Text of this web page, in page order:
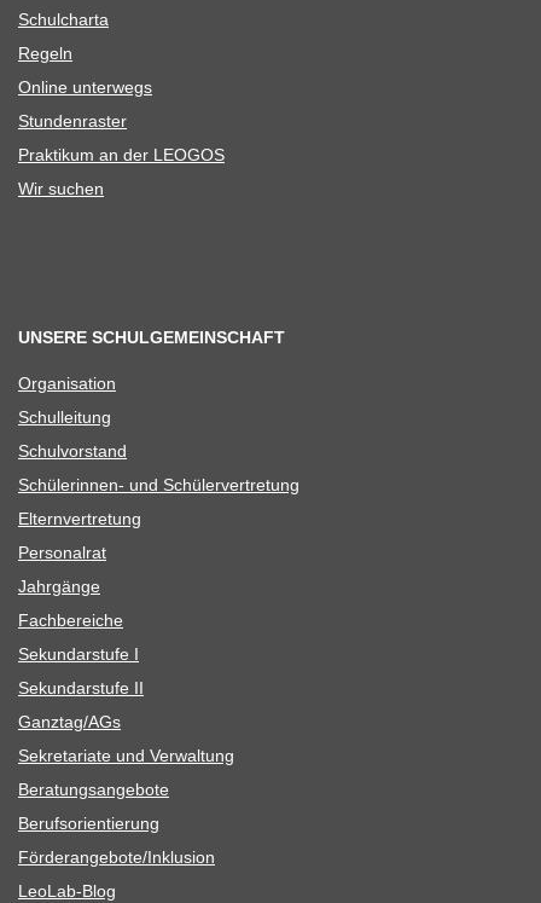
Schul­charta
Regeln
Online unter­wegs
Stun­den­ras­ter
Prak­ti­kum an der LEOGOS
Wir suchen
UNSERE SCHULGEMEINSCHAFT
Orga­ni­sa­tion
Schul­lei­tung
Schul­vor­stand
Schü­le­rin­nen- und Schülervertretung
Eltern­ver­tre­tung
Per­so­nal­rat
Jahr­gänge
Fach­be­rei­che
Sekun­dar­stufe I
Sekun­dar­stufe II
Ganztag/​​AGs
Sekre­ta­riate und Verwaltung
Bera­tungs­an­ge­bote
Berufs­ori­en­tie­rung
Förderangebote/​​Inklusion
Leo­Lab-Blog